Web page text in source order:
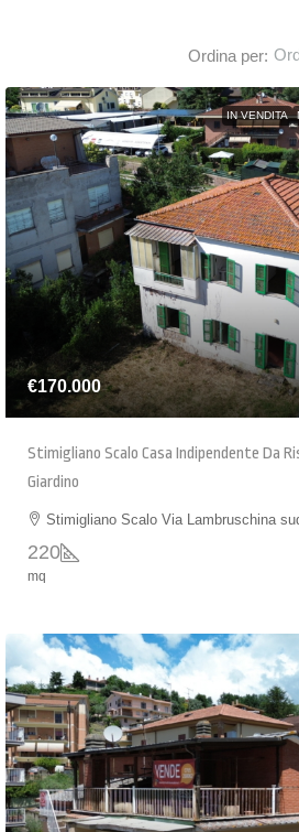
Ordina per:
IN VENDITA
€170.000
Stimigliano Scalo Casa Indipendente Da
Giardino
Stimigliano Scalo Via Lambruschina
220
mq